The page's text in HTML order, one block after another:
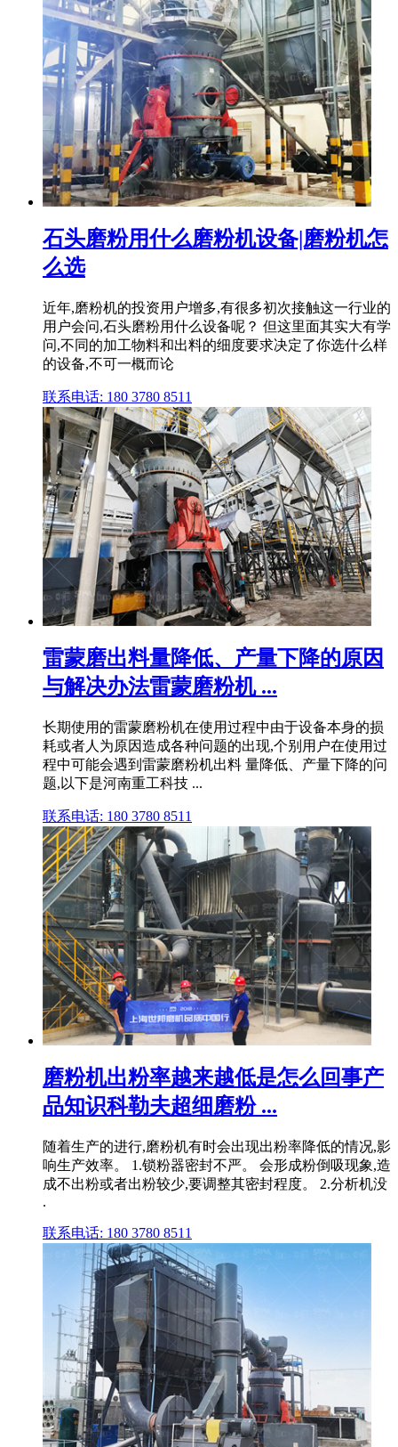
石头磨粉用什么磨粉机设备|磨粉机怎
么选
近年,磨粉机的投资用户增多,有很多初次接触这一行业的
用户会问,石头磨粉用什么设备呢？ 但这里面其实大有学
问,不同的加工物料和出料的细度要求决定了你选什么样
的设备,不可一概而论
联系电话: 180 3780 8511
雷蒙磨出料量降低、产量下降的原因
与解决办法雷蒙磨粉机 ...
长期使用的雷蒙磨粉机在使用过程中由于设备本身的损
耗或者人为原因造成各种问题的出现,个别用户在使用过
程中可能会遇到雷蒙磨粉机出料 量降低、产量下降的问
题,以下是河南重工科技 ...
联系电话: 180 3780 8511
磨粉机出粉率越来越低是怎么回事产
品知识科勒夫超细磨粉 ...
随着生产的进行,磨粉机有时会出现出粉率降低的情况,影
响生产效率。 1.锁粉器密封不严。 会形成粉倒吸现象,造
成不出粉或者出粉较少,要调整其密封程度。 2.分析机没
.
联系电话: 180 3780 8511